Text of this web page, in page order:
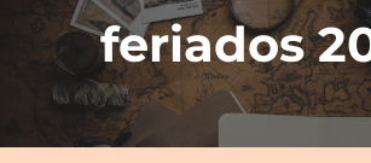
feriados